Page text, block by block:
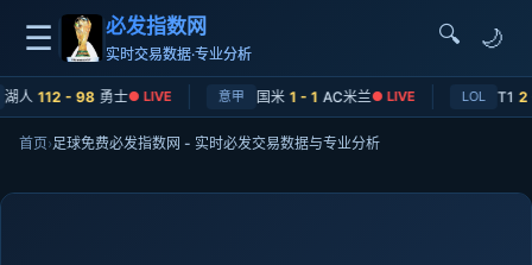
☰ 必发指数网
实时交易数据·专业分析
🔍 🌙
112 - 98 勇士● LIVE 意甲 国米 1 - 1 AC米兰● LIVE LOL T1 2 -
首页›足球免费必发指数网 - 实时必发交易数据与专业分析